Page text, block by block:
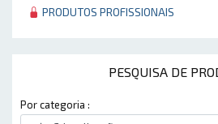
PRODUTOS PROFISSIONAIS
PESQUISA DE
Por categoria :